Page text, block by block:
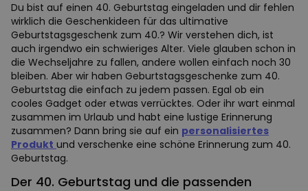
Du bist auf einen 40. Geburtstag eingeladen und dir fehlen
wirklich die Geschenkideen für das ultimative
Geburtstagsgeschenk zum 40.? Wir verstehen dich, ist
auch irgendwo ein schwieriges Alter. Viele glauben schon in
die Wechseljahre zu fallen, andere wollen einfach noch 30
bleiben. Aber wir haben Geburtstagsgeschenke zum 40.
Geburtstag die einfach zu jedem passen. Egal ob ein
cooles Gadget oder etwas verrücktes. Oder ihr wart einmal
zusammen im Urlaub und habt eine lustige Erinnerung
zusammen? Dann bring sie auf ein personalisiertes
Produkt und verschenke eine schöne Erinnerung zum 40.
Geburtstag.
Der 40. Geburtstag und die passenden